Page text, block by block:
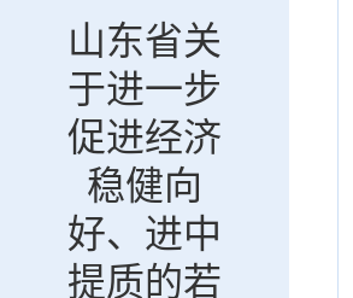
山东省关
于进一步
促进经济
稳健向
好、进中
提质的若